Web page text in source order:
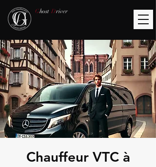
Ghost Driver
Chauffeur VTC à